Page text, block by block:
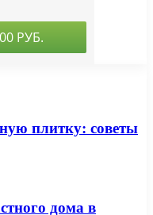
плитку: советы
дома в